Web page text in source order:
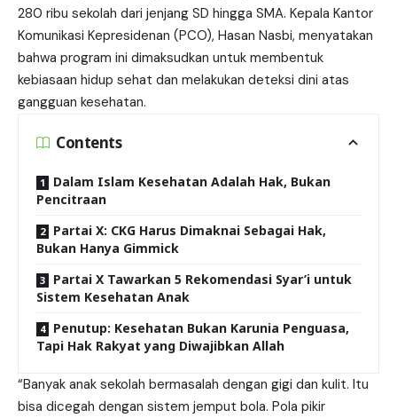
280 ribu sekolah dari jenjang SD hingga SMA. Kepala Kantor
Komunikasi Kepresidenan (PCO), Hasan Nasbi, menyatakan
bahwa program ini dimaksudkan untuk membentuk
kebiasaan hidup sehat dan melakukan deteksi dini atas
gangguan kesehatan.
Contents
Dalam Islam Kesehatan Adalah Hak, Bukan
Pencitraan
Partai X: CKG Harus Dimaknai Sebagai Hak,
Bukan Hanya Gimmick
Partai X Tawarkan 5 Rekomendasi Syar’i untuk
Sistem Kesehatan Anak
Penutup: Kesehatan Bukan Karunia Penguasa,
Tapi Hak Rakyat yang Diwajibkan Allah
“Banyak anak sekolah bermasalah dengan gigi dan kulit. Itu
bisa dicegah dengan sistem jemput bola. Pola pikir